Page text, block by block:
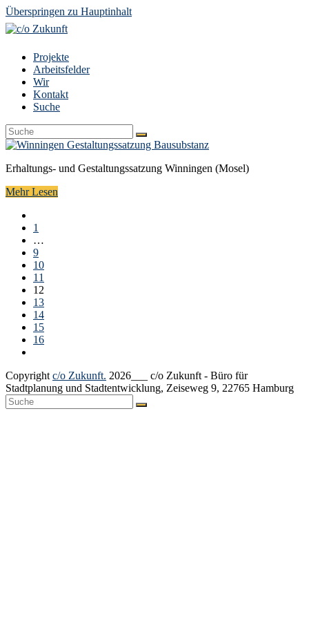
Überspringen zu Hauptinhalt
Projekte
Arbeitsfelder
Wir
Kontakt
Suche
Suche
Senden
Erhaltungs- und Gestaltungssatzung Winningen (Mosel)
Mehr Lesen
Seite
1
…
Seite
9
Seite
10
Seite
11
Seite
12
Seite
13
Seite
14
Seite
15
Seite
16
Copyright c/o Zukunft. 2026___ c/o Zukunft - Büro für
Stadtplanung und Stadtentwicklung, Zeiseweg 9, 22765 Hamburg